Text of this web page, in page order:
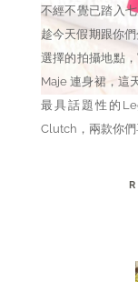
不經不覺已踏入
趁今天假期跟你
選擇的拍攝地點
Maje 連身裙，這
最具話題性的
Clutch，兩款你們